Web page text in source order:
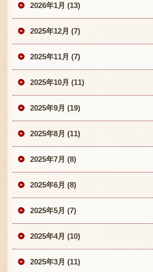
2026年1月 (13)
2025年12月 (7)
2025年11月 (7)
2025年10月 (11)
2025年9月 (19)
2025年8月 (11)
2025年7月 (8)
2025年6月 (8)
2025年5月 (7)
2025年4月 (10)
2025年3月 (11)